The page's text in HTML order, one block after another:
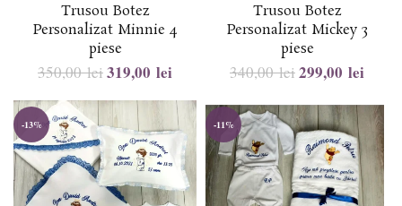
Trusou Botez
Personalizat Minnie 4
piese
350,00lei319,00 lei
Trusou Botez
Personalizat Mickey 3
piese
340,00lei299,00 lei
-13% -11%